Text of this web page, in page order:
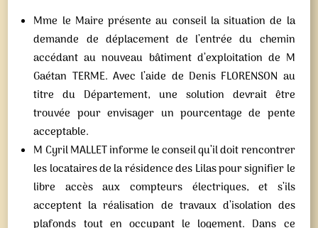
Mme le Maire présente au conseil la situation de la
demande de déplacement de l’entrée du chemin
accédant au nouveau bâtiment d’exploitation de M
Gaétan TERME. Avec l’aide de Denis FLORENSON au
titre du Département, une solution devrait être
trouvée pour envisager un pourcentage de pente
acceptable.
M Cyril MALLET informe le conseil qu’il doit rencontrer
les locataires de la résidence des Lilas pour signifier le
libre accès aux compteurs électriques, et s’ils
acceptent la réalisation de travaux d’isolation des
plafonds tout en occupant le logement. Dans ce